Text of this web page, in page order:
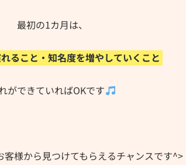
最初の1カ月は、
ること・知名度を増やしていくこと
ができていればOKです
様から見つけてもらえるチャンスです^>